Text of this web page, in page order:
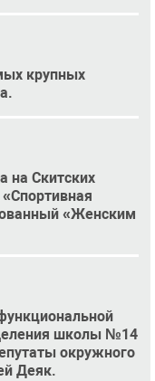
крупных
на Скитских
«Женским
школы №14
окружного
Деяк.